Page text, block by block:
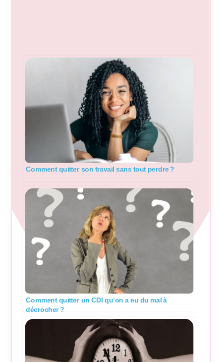
Comment quitter son travail sans tout perdre ?
Comment quitter un CDI qu’on a eu du mal à
décrocher ?